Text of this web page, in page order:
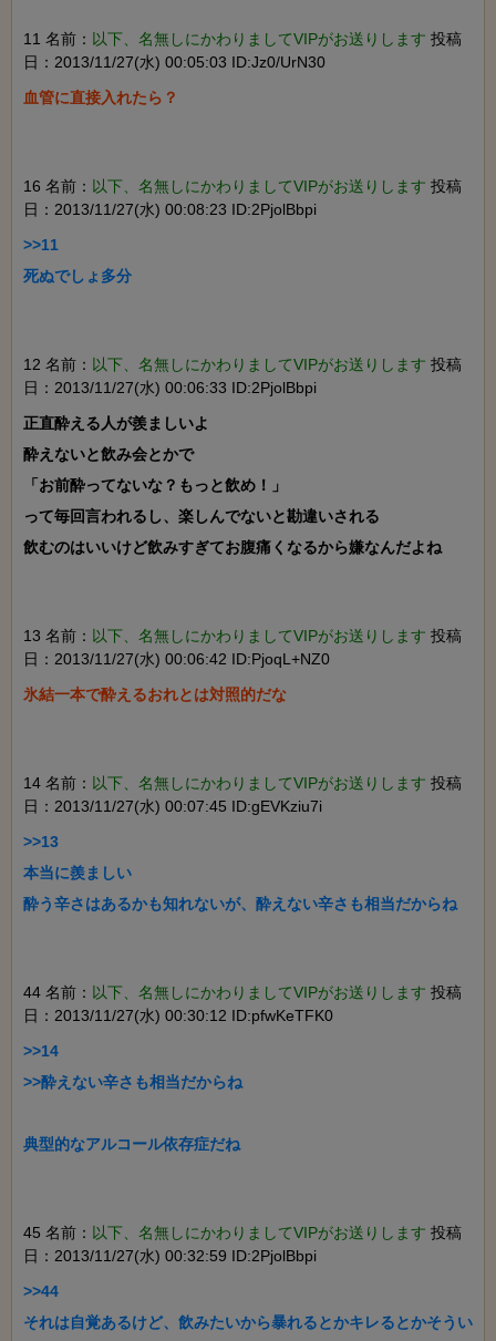
11 名前： 以下、名無しにかわりましてVIPがお送りします 投稿
日：2013/11/27(水) 00:05:03 ID:Jz0/UrN30
16 名前： 以下、名無しにかわりましてVIPがお送りします 投稿
日：2013/11/27(水) 00:08:23 ID:2PjolBbpi
>>11
12 名前： 以下、名無しにかわりましてVIPがお送りします 投稿
日：2013/11/27(水) 00:06:33 ID:2PjolBbpi
正直酔える人が羨ましいよ
酔えないと飲み会とかで
「お前酔ってないな？もっと飲め！」
って毎回言われるし、楽しんでないと勘違いされる
飲むのはいいけど飲みすぎてお腹痛くなるから嫌なんだよね
13 名前： 以下、名無しにかわりましてVIPがお送りします 投稿
日：2013/11/27(水) 00:06:42 ID:PjoqL+NZ0
14 名前： 以下、名無しにかわりましてVIPがお送りします 投稿
日：2013/11/27(水) 00:07:45 ID:gEVKziu7i
>>13
本当に羨ましい
44 名前： 以下、名無しにかわりましてVIPがお送りします 投稿
日：2013/11/27(水) 00:30:12 ID:pfwKeTFK0
>>14
>>酔えない辛さも相当だからね
45 名前： 以下、名無しにかわりましてVIPがお送りします 投稿
日：2013/11/27(水) 00:32:59 ID:2PjolBbpi
>>44
それは自覚あるけど、飲みたいから暴れるとかキレるとかそうい